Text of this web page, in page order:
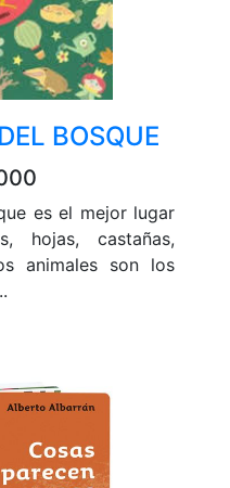
BOSQUE
es el mejor lugar
hojas, castañas,
animales son los